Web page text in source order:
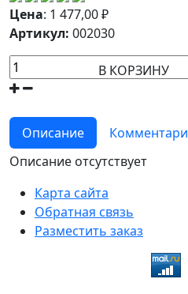
Цена: 1 477,00₽
Артикул: 002030
В КОРЗИНУ
Описание
Описание отсутствует
Карта сайта
Обратная связь
Разместить заказ